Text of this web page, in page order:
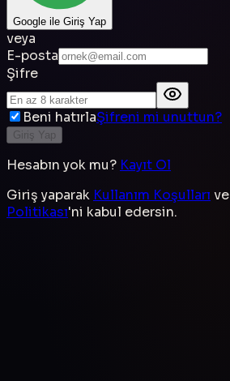
Google ile Giriş Yap
veya
E-posta
Şifre
Beni hatırlaŞifreni mi unuttun?
Giriş Yap
Hesabın yok mu? Kayıt Ol
Giriş yaparak Kullanım Koşulları ve
Politikası'ni kabul edersin.